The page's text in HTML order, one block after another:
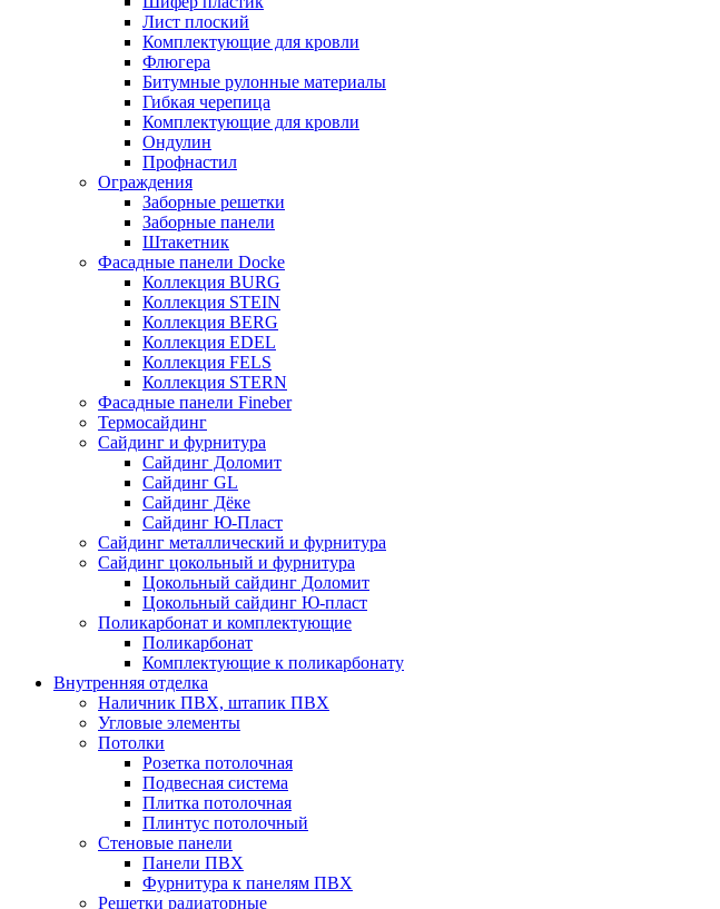
Лист плоский
Комплектующие для кровли
Флюгера
Битумные рулонные материалы
Гибкая черепица
Комплектующие для кровли
Ондулин
Профнастил
Ограждения
Заборные решетки
Заборные панели
Штакетник
Фасадные панели Docke
Коллекция BURG
Коллекция STEIN
Коллекция BERG
Коллекция EDEL
Коллекция FELS
Коллекция STERN
Фасадные панели Fineber
Термосайдинг
Сайдинг и фурнитура
Сайдинг Доломит
Сайдинг GL
Сайдинг Дёке
Сайдинг Ю-Пласт
Сайдинг металлический и фурнитура
Сайдинг цокольный и фурнитура
Цокольный сайдинг Доломит
Цокольный сайдинг Ю-пласт
Поликарбонат и комплектующие
Поликарбонат
Комплектующие к поликарбонату
Внутренняя отделка
Наличник ПВХ, штапик ПВХ
Угловые элементы
Потолки
Розетка потолочная
Подвесная система
Плитка потолочная
Плинтус потолочный
Стеновые панели
Панели ПВХ
Фурнитура к панелям ПВХ
Решетки радиаторные